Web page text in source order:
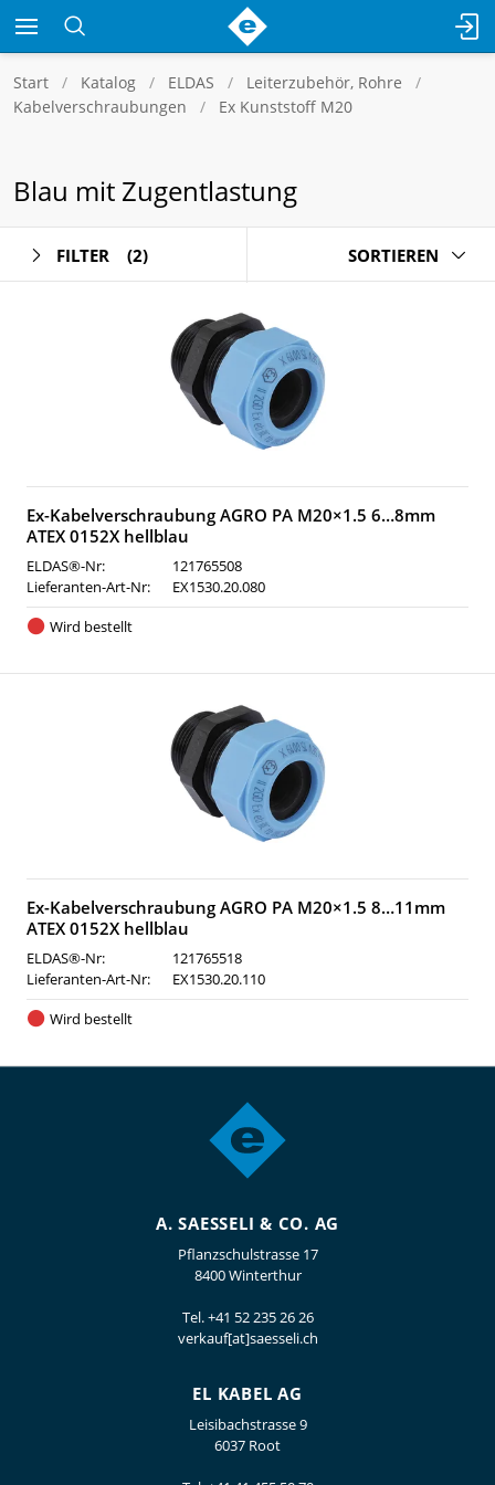
Start Katalog ELDAS
Leiterzubehör, Rohre
Kabelverschraubungen
Ex Kunststoff M20
Blau mit Zugentlastung
FILTER (2) SORTIEREN
Ex-Kabelverschraubung AGRO PA M20×1.5 6…8mm
ATEX 0152X hellblau
ELDAS®-Nr:
121765508
Lieferanten-Art-Nr:
EX1530.20.080
Wird bestellt
Ex-Kabelverschraubung AGRO PA M20×1.5 8…11mm
ATEX 0152X hellblau
ELDAS®-Nr:
121765518
Lieferanten-Art-Nr:
EX1530.20.110
Wird bestellt
A. SAESSELI & CO. AG
Pflanzschulstrasse 17
8400 Winterthur
Tel.+41 52 235 26 26
verkauf[at]saesseli.ch
EL KABEL AG
Leisibachstrasse 9
6037 Root